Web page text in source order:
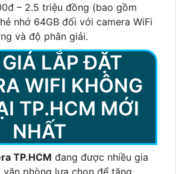
– 2.5 triệu đồng (bao gồm
nhớ 64GB đối với camera WiFi
và độ phân giải.
LẮP ĐẶT
WIFI KHÔNG
TP.HCM MỚI
NHẤT
TP.HCM đang được nhiều gia